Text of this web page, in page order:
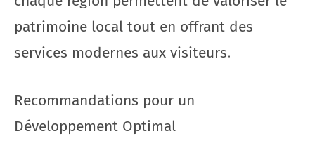
patrimoine local tout en offrant des
services modernes aux visiteurs.
Recommandations pour un
Développement Optimal